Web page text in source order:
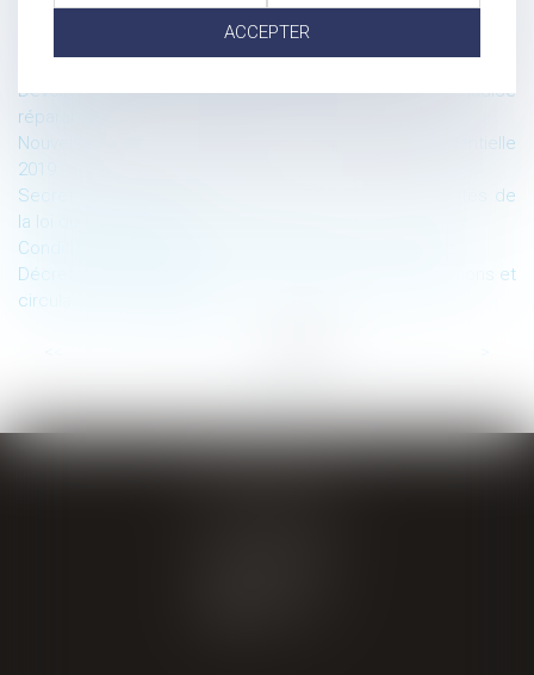
Les nouveaux seuils de définition des « petites entreprises »
issu du décret du 29 mai 2019 et les allègements des
formalités comptables issues de la loi PACTE
Devoir de mise en garde du banquier : la notion de préjudice
réparable
Nouvelle formation E-Learning : Actualité jurisprudentielle
2019.
Secret des affaires de procédure civile : les nouveautés de
la loi du 23 mars 2019
Conditions de licéité de la géolocalisation des salariés
Décret du 28 novembre 2018 : abrogration des instructions et
circulaires non publiées
>>
ACCEPTER